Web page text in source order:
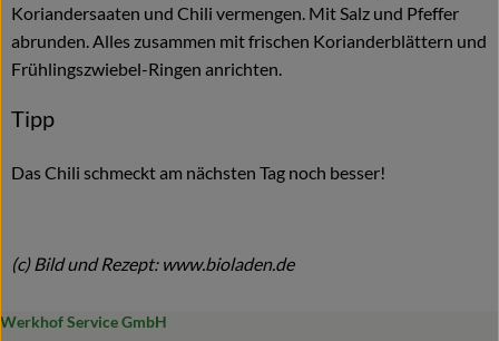
Koriandersaaten und Chili vermengen. Mit Salz und Pfeffer
abrunden. Alles zusammen mit frischen Korianderblättern und
Frühlingszwiebel-Ringen anrichten.
Tipp
Das Chili schmeckt am nächsten Tag noch besser!
(c) Bild und Rezept: www.bioladen.de
Werkhof Service GmbH